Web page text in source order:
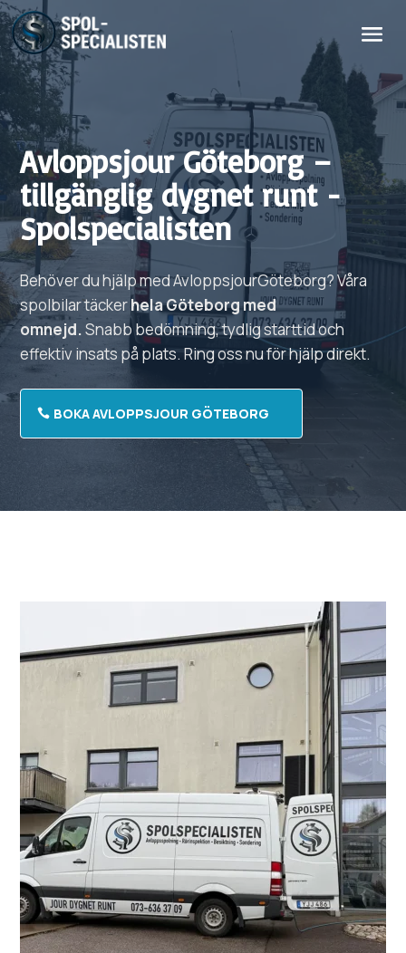
AvloppsjourGöteborg–
tillgänglig dygnet runt -
Spolspecialisten
Behöver du hjälp medAvloppsjourGöteborg?Våra
spolbilar täckerhelaGöteborgmed
omnejd.Snabb bedömning, tydlig starttid och
effektiv insats på plats. Ring oss nu för hjälp direkt.
BOKA AVLOPPSJOUR GÖTEBORG